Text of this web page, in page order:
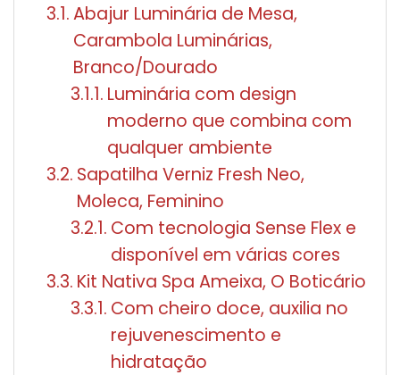
Abajur Luminária de Mesa,
Carambola Luminárias,
Branco/Dourado
Luminária com design
moderno que combina com
qualquer ambiente
Sapatilha Verniz Fresh Neo,
Moleca, Feminino
Com tecnologia Sense Flex e
disponível em várias cores
Kit Nativa Spa Ameixa, O Boticário
Com cheiro doce, auxilia no
rejuvenescimento e
hidratação